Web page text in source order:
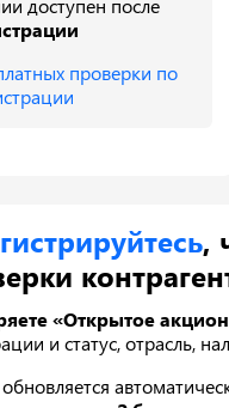
доступен после
проверки по
,
«Открытое
и статус, отрасль,